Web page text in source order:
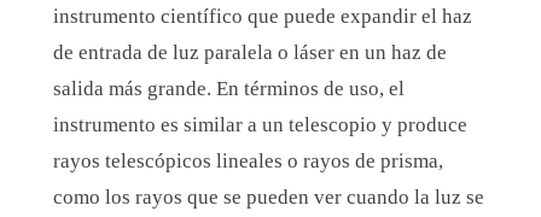
instrumento científico que puede expandir el haz
de entrada de luz paralela o láser en un haz de
salida más grande. En términos de uso, el
instrumento es similar a un telescopio y produce
rayos telescópicos lineales o rayos de prisma,
como los rayos que se pueden ver cuando la luz se